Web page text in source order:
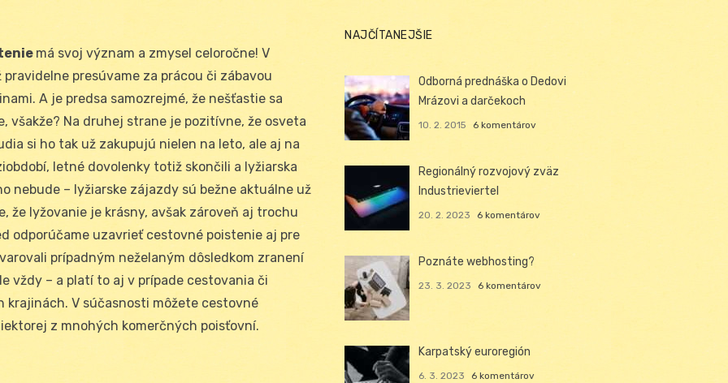
má svoj význam a zmysel celoročne! V
presúvame za prácou či zábavou
A je predsa samozrejmé, že nešťastie sa
všakže? Na druhej strane je pozitívne, že osveta
si ho tak už zakupujú nielen na leto, ale aj na
letné dovolenky totiž skončili a lyžiarska
nebude – lyžiarske zájazdy sú bežne aktuálne už
že lyžovanie je krásny, avšak zároveň aj trochu
odporúčame uzavrieť cestovné poistenie aj pre
prípadným neželaným dôsledkom zranení
vždy – a platí to aj v prípade cestovania či
V súčasnosti môžete cestovné
z mnohých komerčných poisťovní.
NAJČÍTANEJŠIE
Odborná prednáška o Dedovi
Mrázovi a darčekoch
10. 2. 2015 6 komentárov
Regionálný rozvojový zväz
Industrieviertel
20. 2. 2023 6 komentárov
Poznáte webhosting?
23. 3. 2023 6 komentárov
Karpatský euroregión
6. 3. 2023 6 komentárov